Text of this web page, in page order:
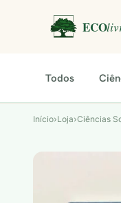
Todos
Início›Loja›Ciências